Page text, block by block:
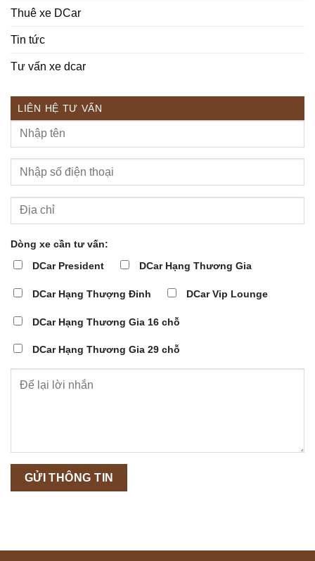
Thuê xe DCar
Tin tức
Tư vấn xe dcar
LIÊN HỆ TƯ VẤN
Dòng xe cần tư vấn:
DCar President
DCar Hạng Thương Gia
DCar Hạng Thượng Đỉnh DCar Vip Lounge
DCar Hạng Thương Gia 16 chỗ
DCar Hạng Thương Gia 29 chỗ